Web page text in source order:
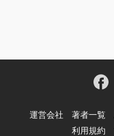
運営会社 著者一覧
利用規約